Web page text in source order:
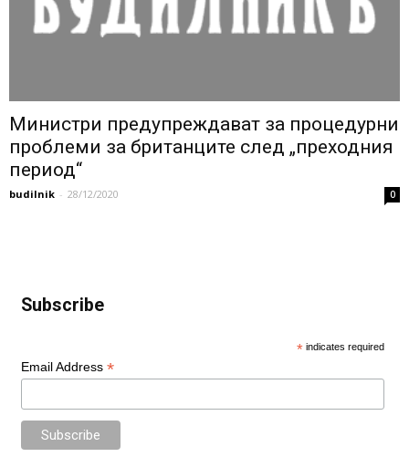
Министри предупреждават за процедурни
проблеми за британците след „преходния
период“
budilnik - 28/12/2020 0
Subscribe
* indicates required
Email Address *